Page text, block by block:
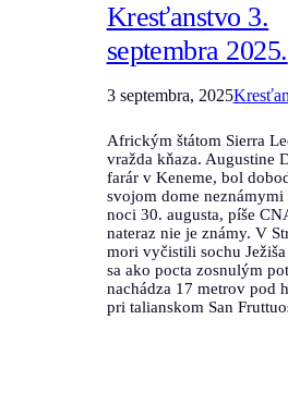
Kresťanstvo 3.
septembra 2025.
3 septembra, 2025
Africkým štátom Sierra
vražda kňaza. Augustine
farár v Keneme, bol
svojom dome
noci 30. augusta, píše
nateraz nie je známy. V
mori vyčistili sochu
sa ako pocta zosnulým
nachádza 17 metrov pod
pri talianskom San